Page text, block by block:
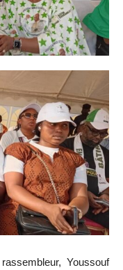
Youssouf